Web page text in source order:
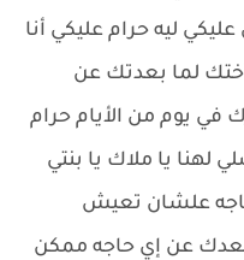
ليه حرام عليكي أنا
لما بعدتك عن
يوم من الأيام حرام
لهنا يا ملاك يا بنتي
علشان تعيش
عن إي حاجه ممكن